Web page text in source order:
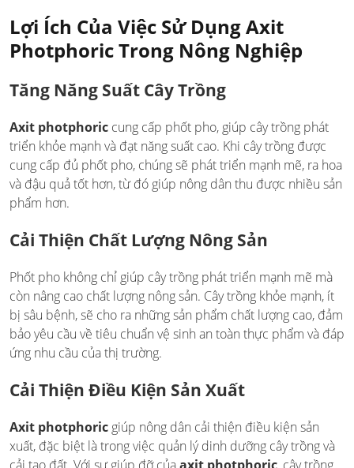
Lợi Ích Của Việc Sử Dụng Axit
Photphoric Trong Nông Nghiệp
Tăng Năng Suất Cây Trồng
Axit photphoric cung cấp phốt pho, giúp cây trồng phát
triển khỏe mạnh và đạt năng suất cao. Khi cây trồng được
cung cấp đủ phốt pho, chúng sẽ phát triển mạnh mẽ, ra hoa
và đậu quả tốt hơn, từ đó giúp nông dân thu được nhiều sản
phẩm hơn.
Cải Thiện Chất Lượng Nông Sản
Phốt pho không chỉ giúp cây trồng phát triển mạnh mẽ mà
còn nâng cao chất lượng nông sản. Cây trồng khỏe mạnh, ít
bị sâu bệnh, sẽ cho ra những sản phẩm chất lượng cao, đảm
bảo yêu cầu về tiêu chuẩn vệ sinh an toàn thực phẩm và đáp
ứng nhu cầu của thị trường.
Cải Thiện Điều Kiện Sản Xuất
Axit photphoric giúp nông dân cải thiện điều kiện sản
xuất, đặc biệt là trong việc quản lý dinh dưỡng cây trồng và